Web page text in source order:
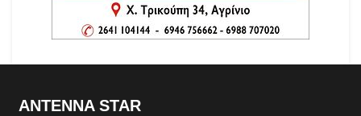
ANTENNA STAR